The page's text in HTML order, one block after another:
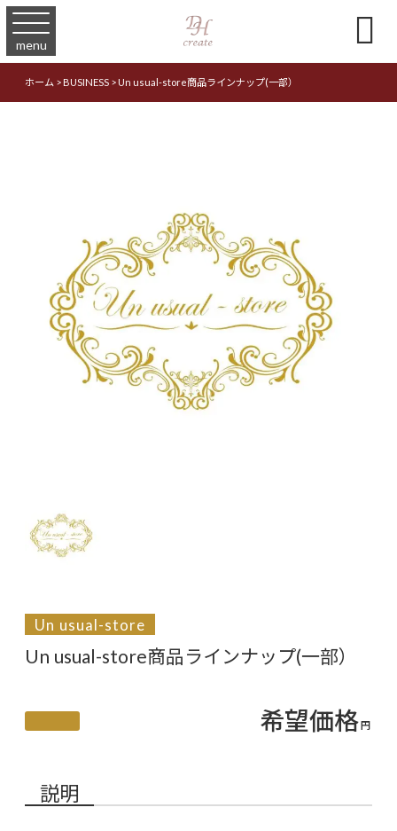
menu 
ホーム>BUSINESS>Un usual-store商品ラインナップ(一部）
Un usual-store
Un usual-store商品ラインナップ(一部）
希望価格円
説明